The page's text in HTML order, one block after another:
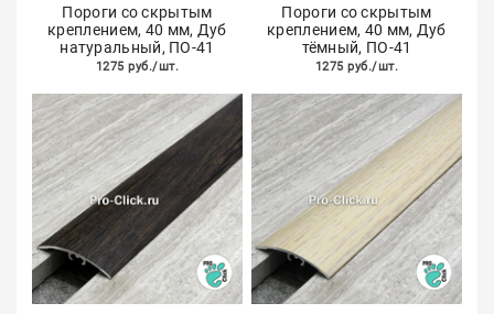
Пороги со скрытым
креплением, 40 мм, Дуб
натуральный, ПО-41
1275 руб./шт.
Пороги со скрытым
креплением, 40 мм, Дуб
тёмный, ПО-41
1275 руб./шт.